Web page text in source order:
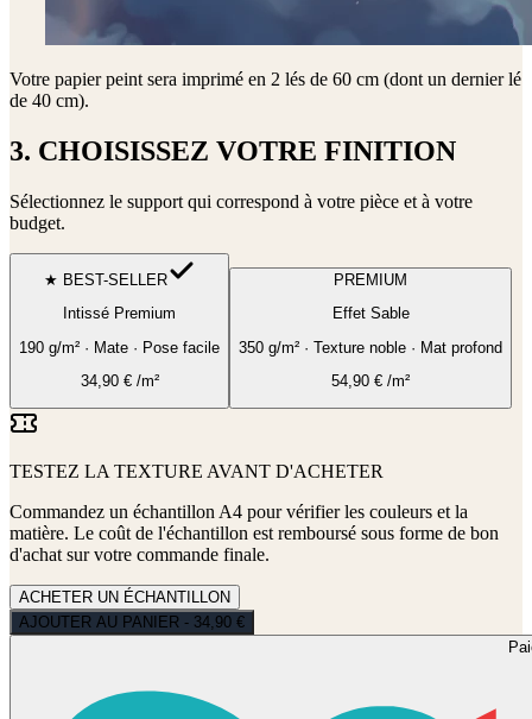
Votre papier peint sera imprimé en 2 lés de 60 cm (dont un dernier lé
de 40 cm).
3. CHOISISSEZ VOTRE FINITION
Sélectionnez le support qui correspond à votre pièce et à votre
budget.
★ BEST-SELLER
Intissé Premium
190 g/m² · Mate · Pose facile
34,90€/m²
PREMIUM
Effet Sable
350 g/m² · Texture noble · Mat profond
54,90 € /m²
TESTEZ LA TEXTURE AVANT D'ACHETER
Commandez un échantillon A4 pour vérifier les couleurs et la
matière. Le coût de l'échantillon est remboursé sous forme de bon
d'achat sur votre commande finale.
ACHETER UN ÉCHANTILLON
AJOUTER AU PANIER - 34,90 €